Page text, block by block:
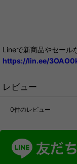
Lineで新商品やセール
https://lin.ee/
レビュー
0件のレビュー